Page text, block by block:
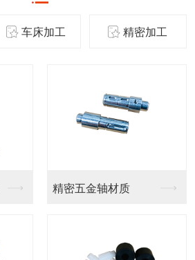
车床加工 精密加工
精密五金轴材质